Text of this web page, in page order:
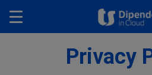
Toggle navigation
Privacy